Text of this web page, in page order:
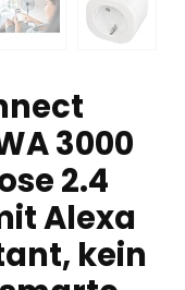
3000
2.4
Alexa
kein